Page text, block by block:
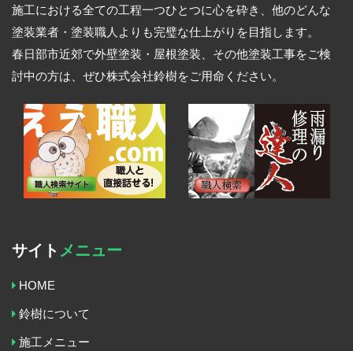
施工における全ての工程一つひとつに心を砕き、他のどんな
塗装業者・塗装職人よりも完璧な仕上がりを目指します。
春日部市近郊で外壁塗装・屋根塗装、その他塗装工事をご検
討中の方は、ぜひ株式会社鈴樹をご用命ください。
サイト メニュー
HOME
鈴樹について
施工メニュー